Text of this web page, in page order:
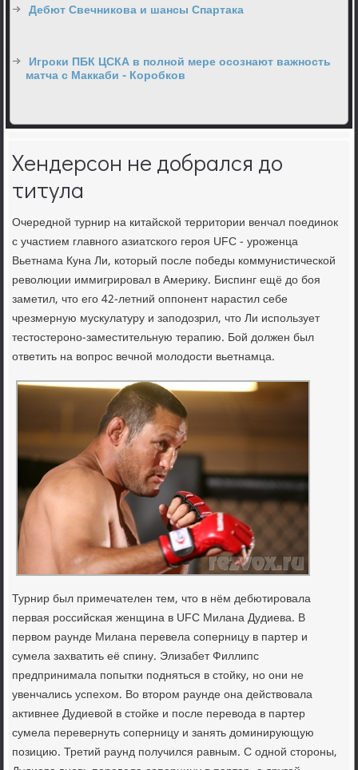
Дебют Свечникова и шансы Спартака
Игроки ПБК ЦСКА в полной мере осознают важность
матча с Маккаби - Коробков
Хендерсон не добрался до
титула
Очередной турнир на китайской территории венчал поединок
с участием главного азиатского героя UFC - уроженца
Вьетнама Куна Ли, который после победы коммунистической
революции иммигрировал в Америку. Биспинг ещё до боя
заметил, что его 42-летний оппонент нарастил себе
чрезмерную мускулатуру и заподозрил, что Ли использует
тестостероно-заместительную терапию. Бой должен был
ответить на вопрос вечной молодости вьетнамца.
Турнир был примечателен тем, что в нём дебютировала
первая российская женщина в UFC Милана Дудиева. В
первом раунде Милана перевела соперницу в партер и
сумела захватить её спину. Элизабет Филлипс
предпринимала попытки подняться в стойку, но они не
увенчались успехом. Во втором раунде она действовала
активнее Дудиевой в стойке и после перевода в партер
сумела перевернуть соперницу и занять доминирующую
позицию. Третий раунд получился равным. С одной стороны,